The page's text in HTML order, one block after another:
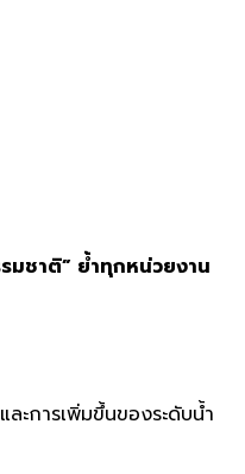
มชาติ” ย้ำทุกหน่วยงาน
การเพิ่มขึ้นของระดับน้ำ